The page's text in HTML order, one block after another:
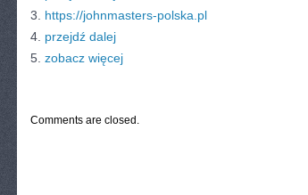
3. https://johnmasters-polska.pl
4. przejdź dalej
5. zobacz więcej
Comments are closed.